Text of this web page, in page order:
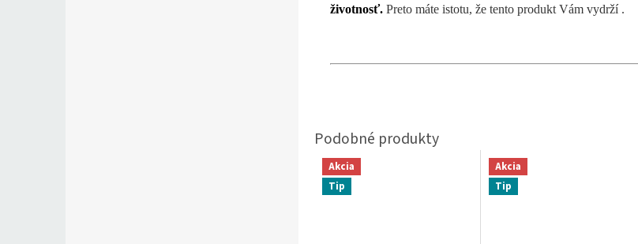
životnosť. Preto máte istotu, že tento produkt Vám vydrží .
Akcia
Tip
Akcia
Tip